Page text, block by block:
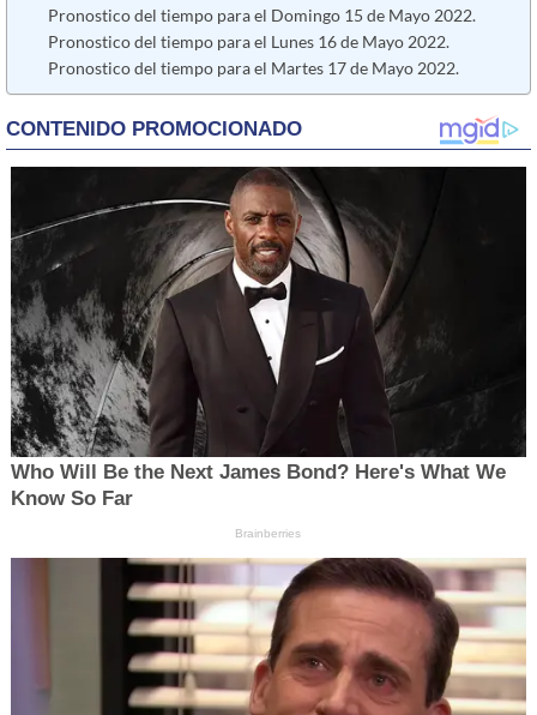
Pronostico del tiempo para el Domingo 15 de Mayo 2022.
Pronostico del tiempo para el Lunes 16 de Mayo 2022.
Pronostico del tiempo para el Martes 17 de Mayo 2022.